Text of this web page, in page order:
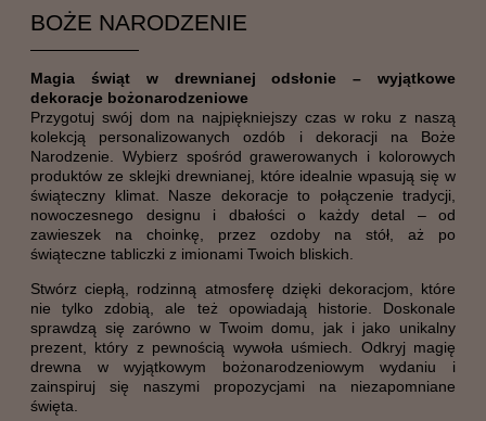
BOŻE NARODZENIE
Magia świąt w drewnianej odsłonie – wyjątkowe
dekoracje bożonarodzeniowe
Przygotuj swój dom na najpiękniejszy czas w roku z naszą
kolekcją personalizowanych ozdób i dekoracji na Boże
Narodzenie. Wybierz spośród grawerowanych i kolorowych
produktów ze sklejki drewnianej, które idealnie wpasują się w
świąteczny klimat. Nasze dekoracje to połączenie tradycji,
nowoczesnego designu i dbałości o każdy detal – od
zawieszek na choinkę, przez ozdoby na stół, aż po
świąteczne tabliczki z imionami Twoich bliskich.
Stwórz ciepłą, rodzinną atmosferę dzięki dekoracjom, które
nie tylko zdobią, ale też opowiadają historie. Doskonale
sprawdzą się zarówno w Twoim domu, jak i jako unikalny
prezent, który z pewnością wywoła uśmiech. Odkryj magię
drewna w wyjątkowym bożonarodzeniowym wydaniu i
zainspiruj się naszymi propozycjami na niezapomniane
święta.